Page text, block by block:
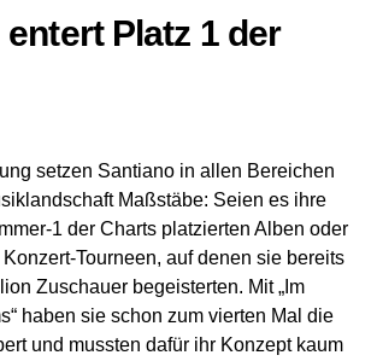
Platz 1 der
setzen Santiano in allen Bereichen
Maßstäbe: Seien es ihre
1 der Charts platzierten Alben oder
Tourneen, auf denen sie bereits
Zuschauer begeisterten. Mit „Im
haben sie schon zum vierten Mal die
und mussten dafür ihr Konzept kaum